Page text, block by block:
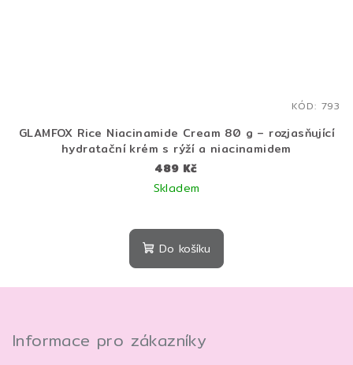
GLAMFOX Rice Niacinamide Cream 80 g – rozjasňující
hydratační krém s rýží a niacinamidem
489 Kč
Skladem
Do košíku
KÓD: 793
Z
Informace pro zákazníky